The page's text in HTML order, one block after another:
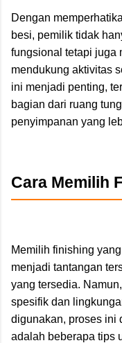
Dengan
besi, pemilik tidak
fungsional tetapi juga
mendukung aktivitas
ini menjadi penting,
bagian dari ruang
penyimpanan yang
Cara Memilih
Memilih finishing
menjadi tantangan
yang tersedia.
spesifik dan
digunakan, proses ini
adalah beberapa tips